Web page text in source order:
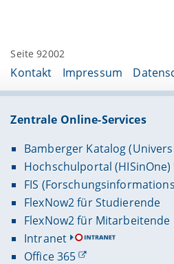
Seite 92002
Kontakt Impressum
Zentrale Online-Services
Bamberger Katalog
Hochschulportal (HISinOne)
FIS
FlexNow2 für Studierende
FlexNow2 für Mitarbeitende
Intranet
Office 365